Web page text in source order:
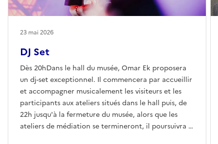
DJ Set
Dès 20hDans le hall du musée, Omar Ek proposera
un dj-set exceptionnel. Il commencera par accueillir
et accompagner musicalement les visiteurs et les
participants aux ateliers situés dans le hall puis, de
22h jusqu'à la fermeture du musée, alors que les
ateliers de médiation se termineront, il poursuivra la
23 mai 2026